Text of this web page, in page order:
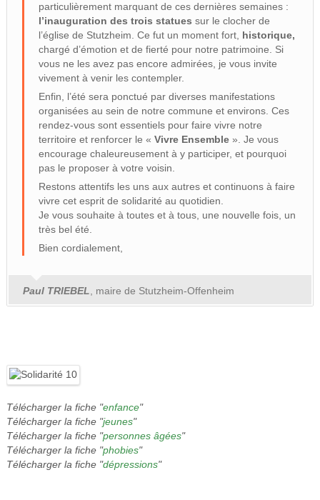
particulièrement marquant de ces dernières semaines :
l’inauguration des trois statues sur le clocher de
l’église de Stutzheim. Ce fut un moment fort, historique,
chargé d’émotion et de fierté pour notre patrimoine. Si
vous ne les avez pas encore admirées, je vous invite
vivement à venir les contempler.
Enfin, l’été sera ponctué par diverses manifestations
organisées au sein de notre commune et environs. Ces
rendez-vous sont essentiels pour faire vivre notre
territoire et renforcer le « Vivre Ensemble». Je vous
encourage chaleureusement à y participer, et pourquoi
pas le proposer à votre voisin.
Restons attentifs les uns aux autres et continuons à faire
vivre cet esprit de solidarité au quotidien.
Je vous souhaite à toutes et à tous, une nouvelle fois, un
très bel été.
Bien cordialement,
Paul TRIEBEL , maire de Stutzheim-Offenheim
Télécharger la fiche "enfance"
Télécharger la fiche "jeunes"
Télécharger la fiche "personnes âgées"
Télécharger la fiche "phobies"
Télécharger la fiche "dépressions"